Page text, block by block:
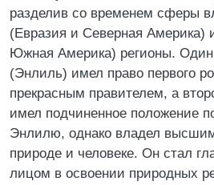
разделив со временем сферы
(Евразия и Северная
Южная Америка) регионы.
(Энлиль) имел право первого
прекрасным правителем, а
имел подчиненное положение
Энлилю, однако владел
природе и человеке. Он стал
лицом в освоении природных